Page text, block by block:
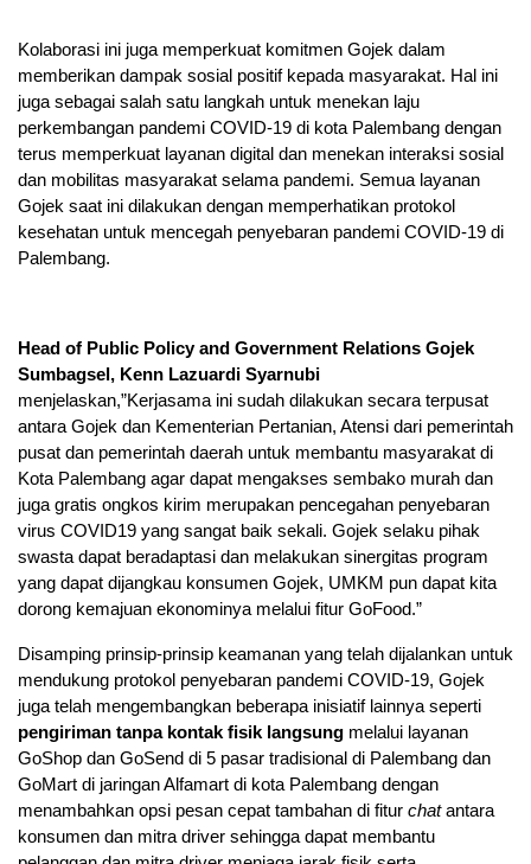
Kolaborasi ini juga memperkuat komitmen Gojek dalam
memberikan dampak sosial positif kepada masyarakat. Hal ini
juga sebagai salah satu langkah untuk menekan laju
perkembangan pandemi COVID-19 di kota Palembang dengan
terus memperkuat layanan digital dan menekan interaksi sosial
dan mobilitas masyarakat selama pandemi. Semua layanan
Gojek saat ini dilakukan dengan memperhatikan protokol
kesehatan untuk mencegah penyebaran pandemi COVID-19 di
Palembang.
Head of Public Policy and Government Relations Gojek
Sumbagsel, Kenn Lazuardi Syarnubi
menjelaskan,”Kerjasama ini sudah dilakukan secara terpusat
antara Gojek dan Kementerian Pertanian, Atensi dari pemerintah
pusat dan pemerintah daerah untuk membantu masyarakat di
Kota Palembang agar dapat mengakses sembako murah dan
juga gratis ongkos kirim merupakan pencegahan penyebaran
virus COVID19 yang sangat baik sekali. Gojek selaku pihak
swasta dapat beradaptasi dan melakukan sinergitas program
yang dapat dijangkau konsumen Gojek, UMKM pun dapat kita
dorong kemajuan ekonominya melalui fitur GoFood.”
Disamping prinsip-prinsip keamanan yang telah dijalankan untuk
mendukung protokol penyebaran pandemi COVID-19, Gojek
juga telah mengembangkan beberapa inisiatif lainnya seperti ​
pengiriman tanpa kontak fisik langsung melalui layanan
GoShop dan GoSend di 5 pasar tradisional di Palembang dan
GoMart di jaringan Alfamart di kota Palembang dengan
menambahkan opsi pesan cepat tambahan di fitur ​ chatantara
konsumen dan mitra driver sehingga dapat membantu